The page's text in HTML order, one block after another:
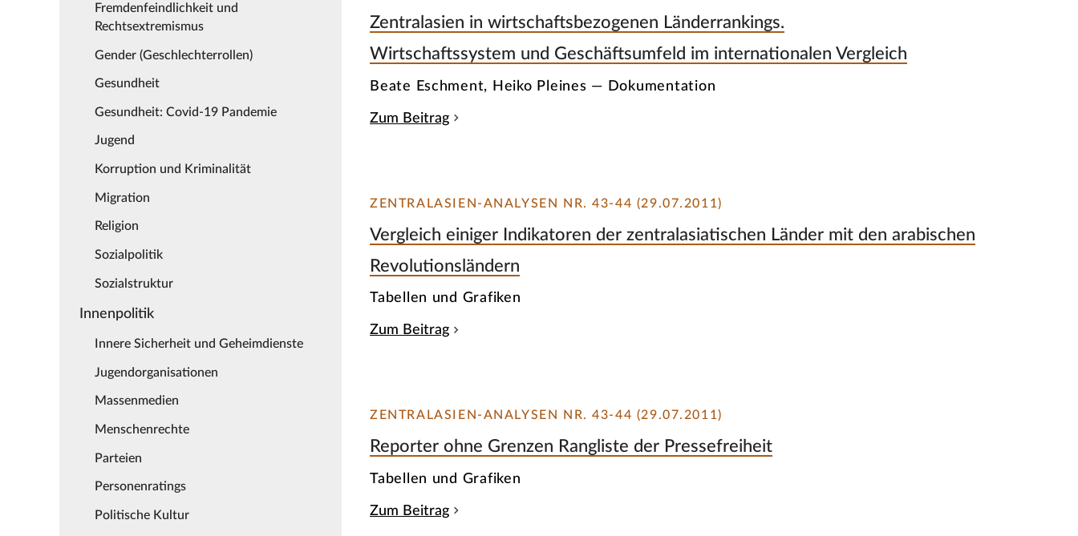
Fremdenfeindlichkeit und
Rechtsextremismus
Gender (Geschlechterrollen)
Gesundheit
Gesundheit: Covid-19 Pandemie
Jugend
Korruption und Kriminalität
Migration
Religion
Sozialpolitik
Sozialstruktur
Innenpolitik
Innere Sicherheit und Geheimdienste
Jugendorganisationen
Massenmedien
Menschenrechte
Parteien
Personenratings
Politische Kultur
Zentralasien in wirtschaftsbezogenen Länderrankings.
Wirtschaftssystem und Geschäftsumfeld im internationalen Vergleich
Beate Eschment, Heiko Pleines — Dokumentation
Zum Beitrag
ZENTRALASIEN-ANALYSEN NR. 43-44 (29.07.2011)
Vergleich einiger Indikatoren der zentralasiatischen Länder mit den arabischen
Revolutionsländern
Tabellen und Grafiken
Zum Beitrag
ZENTRALASIEN-ANALYSEN NR. 43-44 (29.07.2011)
Reporter ohne Grenzen Rangliste der Pressefreiheit
Tabellen und Grafiken
Zum Beitrag